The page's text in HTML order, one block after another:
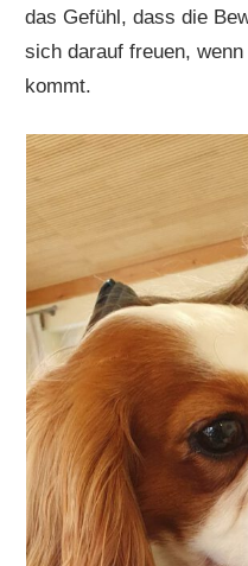
das Gefühl, dass die
sich darauf freuen,
kommt.